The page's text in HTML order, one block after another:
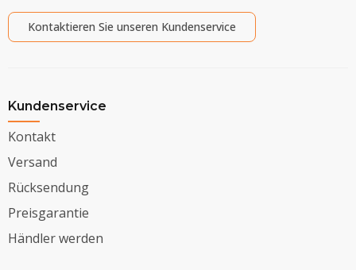
Kontaktieren Sie unseren Kundenservice
Kundenservice
Kontakt
Versand
Rücksendung
Preisgarantie
Händler werden